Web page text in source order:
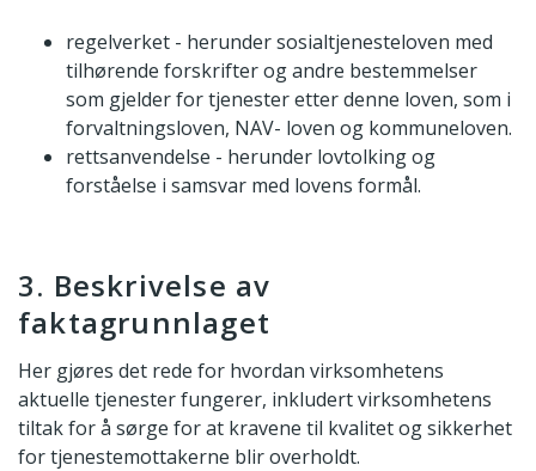
regelverket - herunder sosialtjenesteloven med
tilhørende forskrifter og andre bestemmelser
som gjelder for tjenester etter denne loven, som i
forvaltningsloven, NAV- loven og kommuneloven.
rettsanvendelse - herunder lovtolking og
forståelse i samsvar med lovens formål.
3. Beskrivelse av
faktagrunnlaget
Her gjøres det rede for hvordan virksomhetens
aktuelle tjenester fungerer, inkludert virksomhetens
tiltak for å sørge for at kravene til kvalitet og sikkerhet
for tjenestemottakerne blir overholdt.